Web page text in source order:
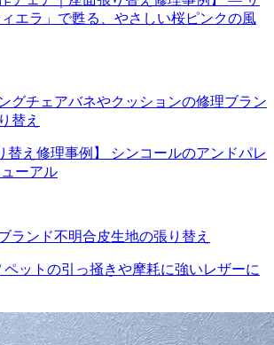
エラ」で甦る、やさしい桜ピンクの風
グチェアバネやクッションの修理ブラン
替え
替え修理事例】 シンコールのアンドパレ
ーアル
ランド不明合皮生地の張り替え
ペットの引っ掻きや摩耗に強いレザーに